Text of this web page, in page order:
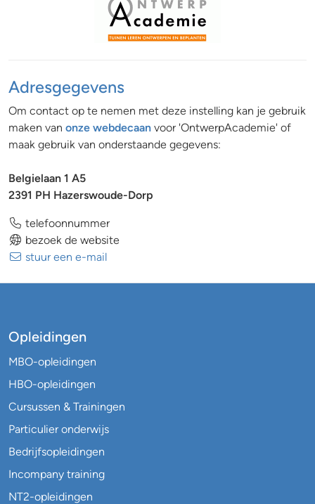
Adresgegevens
Om contact op te nemen met deze instelling kan je gebruik
maken van onze webdecaan voor 'OntwerpAcademie' of
maak gebruik van onderstaande gegevens:
Belgielaan 1 A5
2391 PH Hazerswoude-Dorp
telefoonnummer
bezoek de website
stuur een e-mail
Opleidingen
MBO-opleidingen
HBO-opleidingen
Cursussen & Trainingen
Particulier onderwijs
Bedrijfsopleidingen
Incompany training
NT2-opleidingen